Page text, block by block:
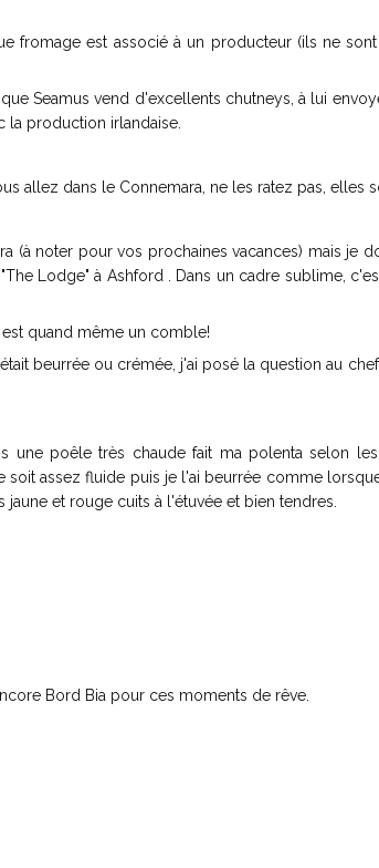
fromage est associé à un producteur (ils ne
Seamus vend d'excellents chutneys, à lui
la production irlandaise.
allez dans le Connemara, ne les ratez pas, elles
(à noter pour vos prochaines vacances) mais je
Lodge" à Ashford . Dans un cadre sublime,
quand même un comble!
beurrée ou crémée, j'ai posé la question au
une poêle très chaude fait ma polenta selon
assez fluide puis je l'ai beurrée comme
et rouge cuits à l'étuvée et bien tendres.
Bord Bia pour ces moments de rêve.